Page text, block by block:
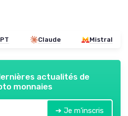
Claude Mistral
actualités de
monnaies
➔ Je m'inscris